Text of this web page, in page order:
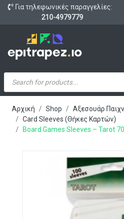
Για τηλεφωνικές παραγγελίες:
210-4979779
Products
search
Αρχική Shop
Αξεσουάρ
Card Sleeves (Θήκες Καρτών)
Board Games Sleeves – Tarot